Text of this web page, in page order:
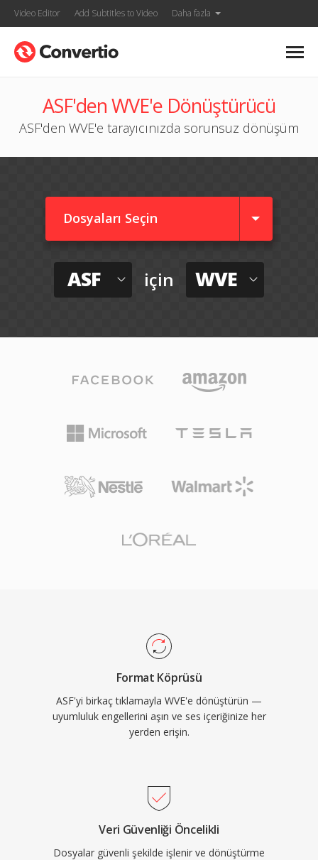
Video Editor Add Subtitles to Video Daha fazla
ASF'den WVE'e Dönüştürücü
ASF'den WVE'e tarayıcınızda sorunsuz dönüşüm
Dosyaları Seçin
ASF için WVE
Format Köprüsü
ASF'yi birkaç tıklamayla WVE'e dönüştürün —
uyumluluk engellerini aşın ve ses içeriğinize her
yerden erişin.
Veri Güvenliği Öncelikli
Dosyalar güvenli şekilde işlenir ve dönüştürme